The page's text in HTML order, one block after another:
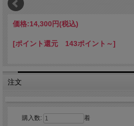
価格:14,300円(税込)
[ポイント還元 143ポイント～]
注文
購入数: 着